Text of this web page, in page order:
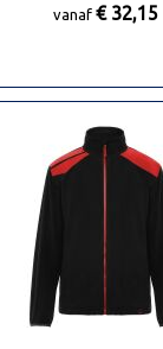
vanaf € 32,15